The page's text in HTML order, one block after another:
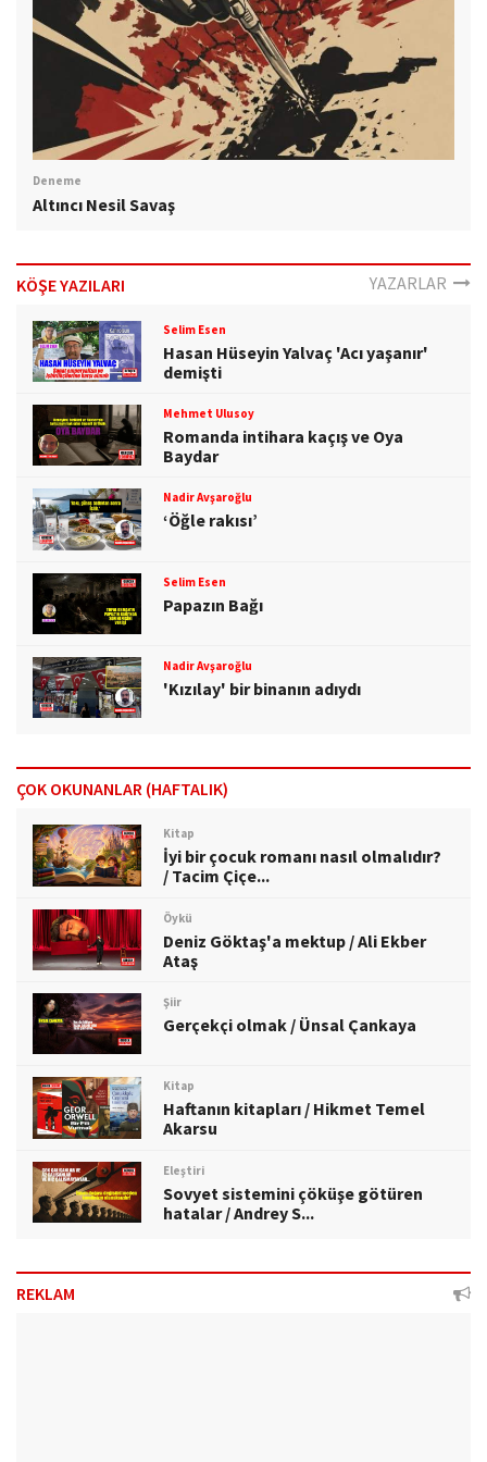
Deneme
Altıncı Nesil Savaş
KÖŞE YAZILARI YAZARLAR
Selim Esen
Hasan Hüseyin Yalvaç 'Acı yaşanır'
demişti
Mehmet Ulusoy
Romanda intihara kaçış ve Oya
Baydar
Nadir Avşaroğlu
‘Öğle rakısı’
Selim Esen
Papazın Bağı
Nadir Avşaroğlu
'Kızılay' bir binanın adıydı
ÇOK OKUNANLAR (HAFTALIK)
Kitap
İyi bir çocuk romanı nasıl olmalıdır?
/ Tacim Çiçe...
Öykü
Deniz Göktaş'a mektup / Ali Ekber
Ataş
Şiir
Gerçekçi olmak / Ünsal Çankaya
Kitap
Haftanın kitapları / Hikmet Temel
Akarsu
Eleştiri
Sovyet sistemini çöküşe götüren
hatalar / Andrey S...
REKLAM